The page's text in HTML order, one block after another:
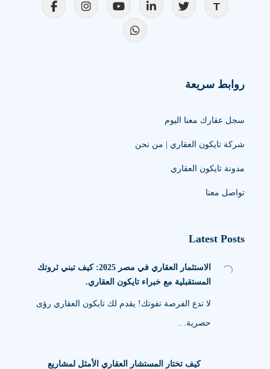
روابط سريعة
سجل عقارك معنا اليوم
شركة تايكون العقاري | من نحن
مدونة تايكون العقاري
تواصل معنا
Latest Posts
الاستثمار العقاري في مصر 2025: كيف تبني ثروتك
المستقبلية مع خبراء تايكون العقاري.
لا تدع الفرصة تفوتك! يقدم لك تايكون العقاري رؤى
حصرية…
كيف تختار المستشار العقاري الأمثل لمشاريع